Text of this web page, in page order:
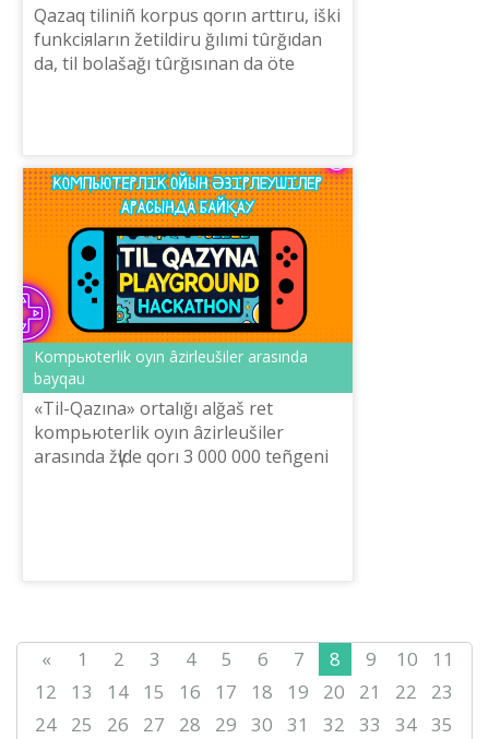
Qazaq tіlіnіñ korpus qorın arttıru, іškі
funkciяların žetіldіru ğılımi tûrğıdan
da, tіl bolašağı tûrğısınan da öte
Kompьюterlіk oyın âzіrleušіler arasında
bayqau
«Tіl-Qazına» ortalığı alğaš ret
kompьюterlіk oyın âzіrleušіler
arasında žүlde qorı 3 000 000 teñgenі
« 1 2 3 4 5 6 7 8 9 10
11
12
13 14 15 16 17 18 19 20 21 22
23
24
25 26 27 28 29 30 31 32 33 34 35